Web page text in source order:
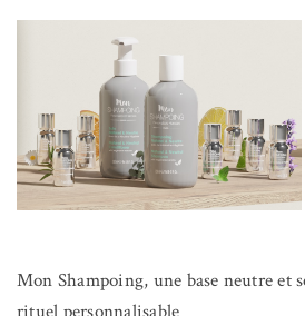
Mon Shampoing, une base neutre et
rituel personnalisable